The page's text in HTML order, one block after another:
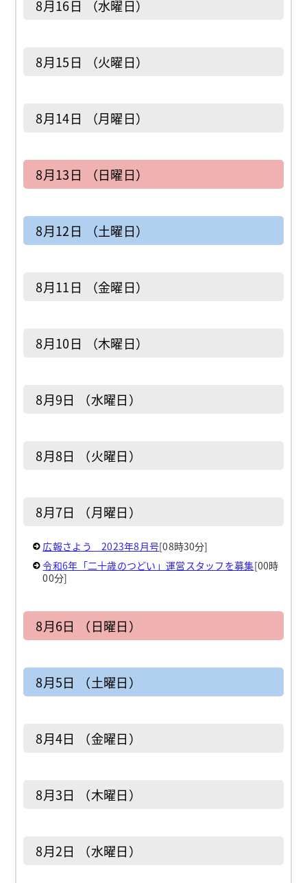
8月16日 （水曜日）
8月15日 （火曜日）
8月14日 （月曜日）
8月13日 （日曜日）
8月12日 （土曜日）
8月11日 （金曜日）
8月10日 （木曜日）
8月9日 （水曜日）
8月8日 （火曜日）
8月7日 （月曜日）
広報さよう 2023年8月号[08時30分]
令和6年「二十歳のつどい」運営スタッフを募集[00時
00分]
8月6日 （日曜日）
8月5日 （土曜日）
8月4日 （金曜日）
8月3日 （木曜日）
8月2日 （水曜日）